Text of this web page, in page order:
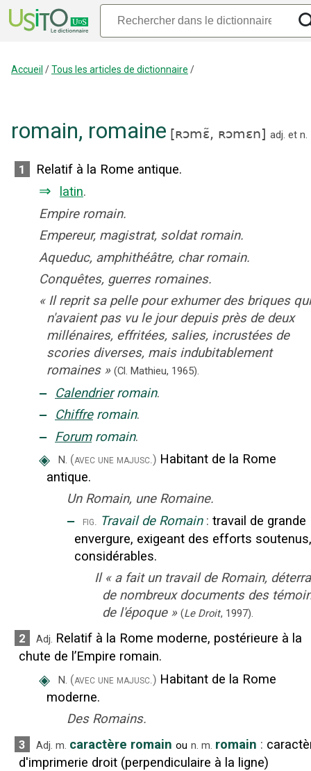
Accueil /Tous les articles de dictionnaire /
romain, romaine [ʀɔmɛ̃, ʀɔmɛn] adj. et n.
1 Relatif à la Rome antique.
⇒ latin.
Empire romain.
Empereur, magistrat, soldat romain.
Aqueduc, amphithéâtre, char romain.
Conquêtes, guerres romaines.
« Il reprit sa pelle pour exhumer des briques qui
n'avaient pas vu le jour depuis près de deux
millénaires, effritées, salies, incrustées de
scories diverses, mais indubitablement
romaines » (Cl. Mathieu, 1965).
‒ Calendrier romain.
‒ Chiffre romain.
‒ Forum romain.
◈ N. (avec une majusc.) Habitant de la Rome
antique.
Un Romain, une Romaine.
‒ fig. Travail de Romain : travail de grande
envergure, exigeant des efforts soutenus,
considérables.
Il « a fait un travail de Romain,
de nombreux documents des
de l'époque » (Le Droit, 1997).
2 Adj. Relatif à la Rome moderne, postérieure à la
chute de l’Empire romain.
◈ N. (avec une majusc.) Habitant de la Rome
moderne.
Des Romains.
3 Adj. m. caractère romain ou n. m. romain :
d'imprimerie droit (perpendiculaire à la ligne)